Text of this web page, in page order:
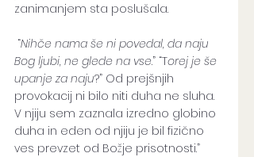
zanimanjem sta poslušala.
“Nihče nama še ni povedal, da naju
Bog ljubi, ne glede na vse.” “Torej je še
upanje za naju?” Od prejšnjih
provokacij ni bilo niti duha ne sluha.
V njiju sem zaznala izredno globino
duha in eden od njiju je bil fizično
ves prevzet od Božje prisotnosti.”